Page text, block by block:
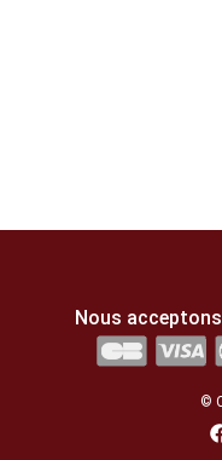
Nous
©